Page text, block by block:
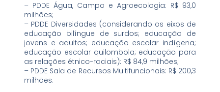
– PDDE Água, Campo e Agroecologia: R$ 93,0
milhões;
– PDDE Diversidades (considerando os eixos de
educação bilíngue de surdos; educação de
jovens e adultos; educação escolar indígena;
educação escolar quilombola; educação para
as relações étnico-raciais): R$ 84,9 milhões;
– PDDE Sala de Recursos Multifuncionais: R$ 200,3
milhões.